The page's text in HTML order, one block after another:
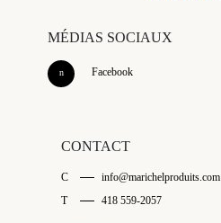
MÉDIAS SOCIAUX
Facebook
CONTACT
C
info@marichelproduits.com
T
418 559-2057